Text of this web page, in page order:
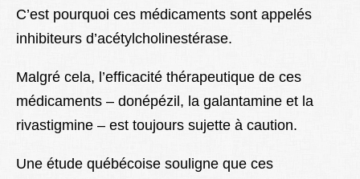
C’est pourquoi ces médicaments sont appelés
inhibiteurs d’acétylcholinestérase.
Malgré cela, l’efficacité thérapeutique de ces
médicaments – donépézil, la galantamine et la
rivastigmine – est toujours sujette à caution.
Une étude québécoise souligne que ces